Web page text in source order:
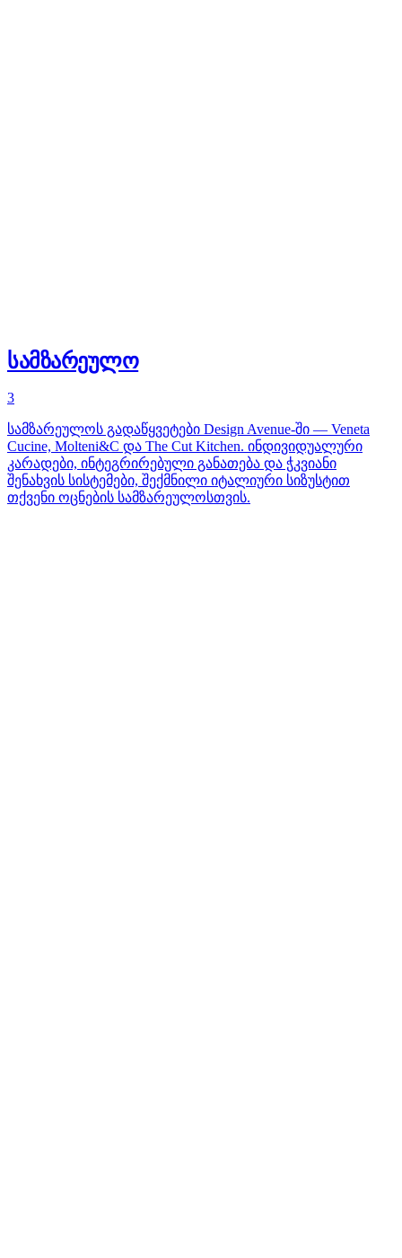
სამზარეულო
3
სამზარეულოს გადაწყვეტები Design Avenue-ში — Veneta
Cucine, Molteni&C და The Cut Kitchen. ინდივიდუალური
კარადები, ინტეგრირებული განათება და ჭკვიანი
შენახვის სისტემები, შექმნილი იტალიური სიზუსტით
თქვენი ოცნების სამზარეულოსთვის.